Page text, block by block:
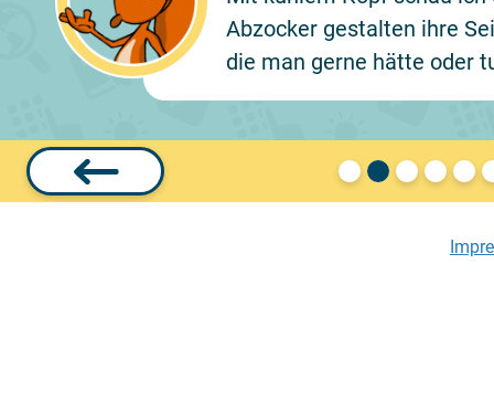
Abzocker gestalten ihre
die man gerne hätte oder